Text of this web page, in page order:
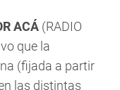
ACÁ (RADIO
que la
(fijada a partir
las distintas